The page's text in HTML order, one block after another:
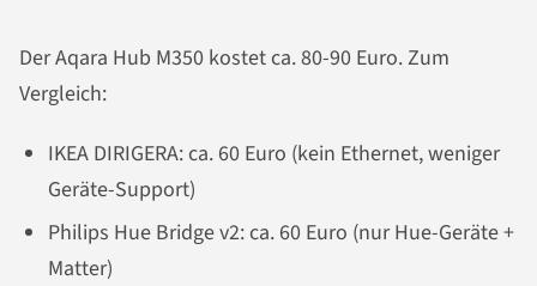
Der Aqara Hub M350 kostet ca. 80-90 Euro. Zum
Vergleich:
IKEA DIRIGERA: ca. 60 Euro (kein Ethernet, weniger
Geräte-Support)
Philips Hue Bridge v2: ca. 60 Euro (nur Hue-Geräte +
Matter)